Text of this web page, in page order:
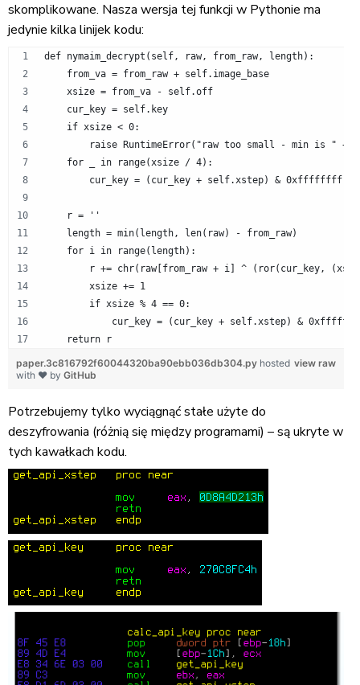
skomplikowane. Nasza wersja tej funkcji w Pythonie ma
jedynie kilka linijek kodu:
def nymaim_decrypt(self, raw, from_raw, length):
    from_va = from_raw + self.image_base
    xsize = from_va - self.off
    cur_key = self.key
    if xsize < 0:
raise RuntimeError("raw too small - min is " +
    for _ in range(xsize / 4):
        cur_key = (cur_key + self.xstep) & 0xffffffff
    r = ''
    length = min(length, len(raw) - from_raw)
    for i in range(length):
r += chr(raw[from_raw + i] ^ (ror(cur_key,
        xsize += 1
        if xsize % 4 == 0:
cur_key = (cur_key + self.xstep) &
    return r
view raw
paper.3c816792f60044320ba90ebb036db304.py hosted
with ❤ by GitHub
Potrzebujemy tylko wyciągnąć stałe użyte do
deszyfrowania (różnią się między programami) – są ukryte w
tych kawałkach kodu.